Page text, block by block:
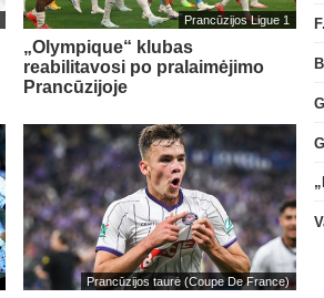
Prancūzijos Ligue 1
„Olympique“ klubas
reabilitavosi po pralaimėjimo
Prancūzijoje
Prancūzijos taurė (Coupe De France)